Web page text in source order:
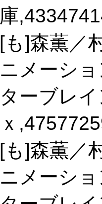
庫
[も]森薫／
ニメーシ
ターブレ
ｘ
[も]森薫／
ニメーシ